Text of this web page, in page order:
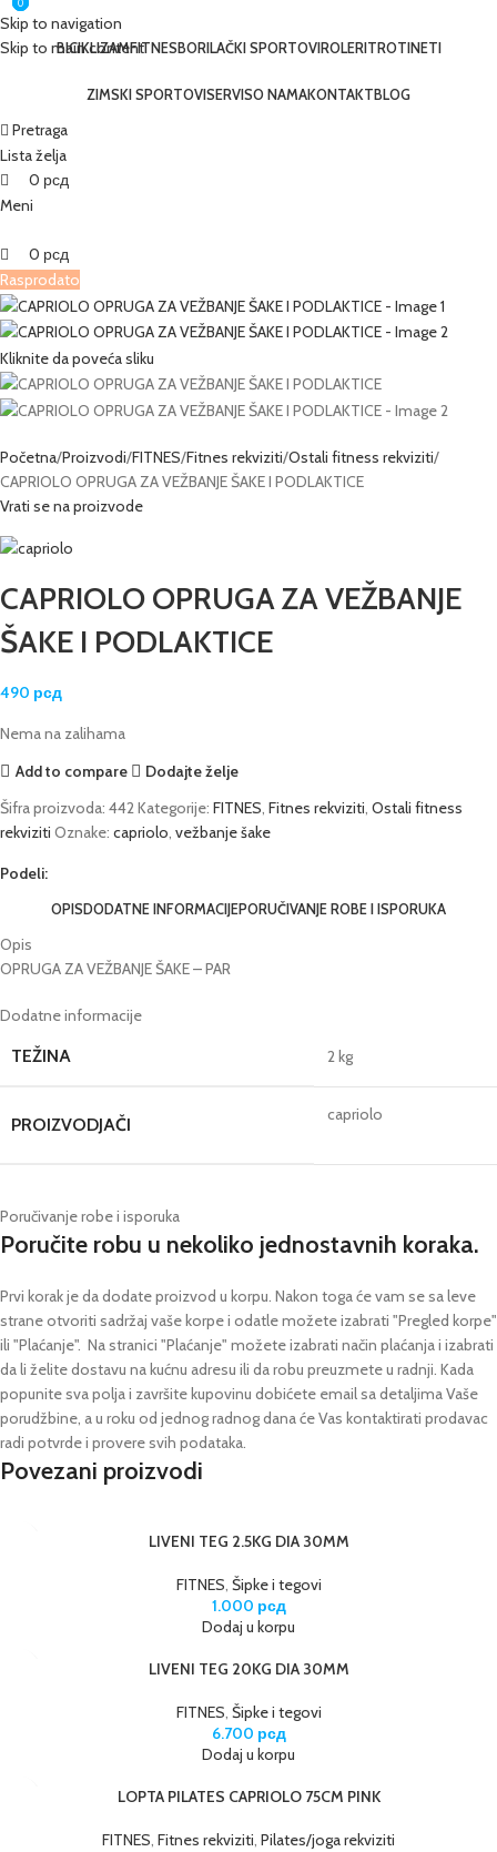
Skip to navigation
Skip to main content
BICIKLIZAMFITNESBORILAČKI SPORTOVIROLERITROTINETI
ZIMSKI SPORTOVISERVISO NAMAKONTAKTBLOG
Pretraga
Lista želja
0
0 рсд
Meni
0
0 рсд
Rasprodato
Kliknite da poveća sliku
Početna Proizvodi FITNES Fitnes rekviziti Ostali fitness rekviziti
CAPRIOLO OPRUGA ZA VEŽBANJE ŠAKE I PODLAKTICE
Vrati se na proizvode
CAPRIOLO OPRUGA ZA VEŽBANJE
ŠAKE I PODLAKTICE
490 рсд
Nema na zalihama
Add to compare
Dodajte želje
Šifra proizvoda: 442Kategorije: FITNES, Fitnes rekviziti, Ostali fitness
rekviziti Oznake: capriolo, vežbanje šake
Podeli:
OPISDODATNE INFORMACIJEPORUČIVANJE ROBE I ISPORUKA
Opis
OPRUGA ZA VEŽBANJE ŠAKE – PAR
Dodatne informacije
TEŽINA 2 kg
PROIZVODJAČI capriolo
Poručivanje robe i isporuka
Poručite robu u nekoliko jednostavnih koraka.
Prvi korak je da dodate proizvod u korpu. Nakon toga će vam se sa leve
strane otvoriti sadržaj vaše korpe i odatle možete izabrati "Pregled korpe"
ili "Plaćanje". Na stranici "Plaćanje" možete izabrati način plaćanja i izabrati
da li želite dostavu na kućnu adresu ili da robu preuzmete u radnji. Kada
popunite sva polja i završite kupovinu dobićete email sa detaljima Vaše
porudžbine, a u roku od jednog radnog dana će Vas kontaktirati prodavac
radi potvrde i provere svih podataka.
Povezani proizvodi
LIVENI TEG 2.5KG DIA 30MM
FITNES, Šipke i tegovi
1.000 рсд
Dodaj u korpu
LIVENI TEG 20KG DIA 30MM
FITNES, Šipke i tegovi
6.700 рсд
Dodaj u korpu
LOPTA PILATES CAPRIOLO 75CM PINK
FITNES, Fitnes rekviziti, Pilates/joga rekviziti
0